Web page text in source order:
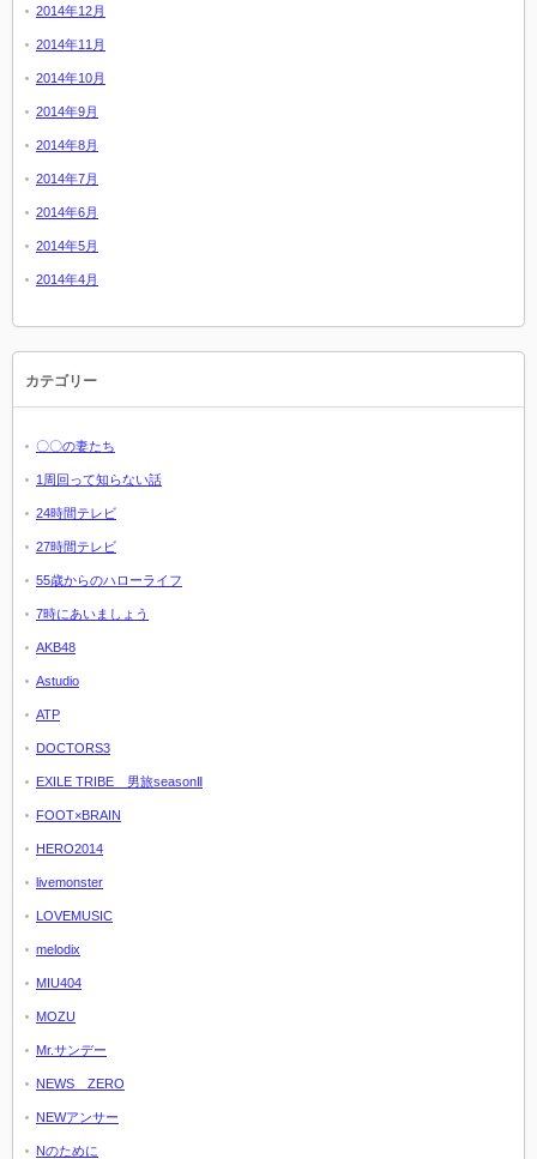
2014年12月
2014年11月
2014年10月
2014年9月
2014年8月
2014年7月
2014年6月
2014年5月
2014年4月
カテゴリー
〇〇の妻たち
1周回って知らない話
24時間テレビ
27時間テレビ
55歳からのハローライフ
7時にあいましょう
AKB48
Astudio
ATP
DOCTORS3
EXILE TRIBE 男旅seasonⅡ
FOOT×BRAIN
HERO2014
livemonster
LOVEMUSIC
melodix
MIU404
MOZU
Mr.サンデー
NEWS ZERO
NEWアンサー
Nのために